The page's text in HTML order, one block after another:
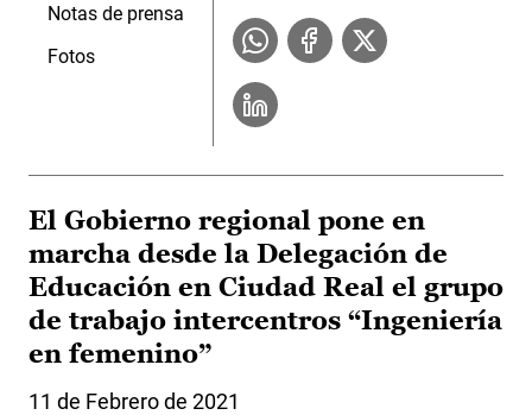
Notas de prensa
Fotos
El Gobierno regional pone en
marcha desde la Delegación de
Educación en Ciudad Real el grupo
de trabajo intercentros “Ingeniería
en femenino”
11 de Febrero de 2021